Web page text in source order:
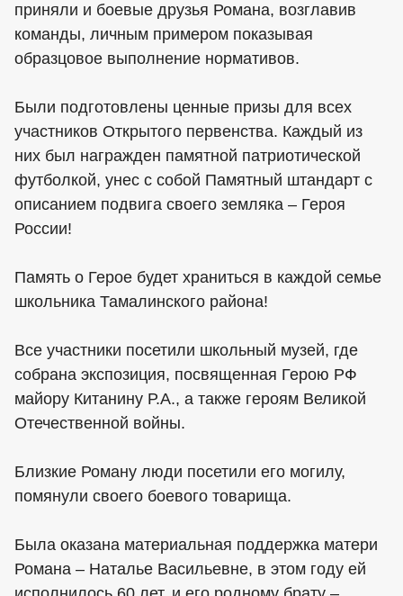
приняли и боевые друзья Романа, возглавив
команды, личным примером показывая
образцовое выполнение нормативов.
Были подготовлены ценные призы для всех
участников Открытого первенства. Каждый из
них был награжден памятной патриотической
футболкой, унес с собой Памятный штандарт с
описанием подвига своего земляка – Героя
России!
Память о Герое будет храниться в каждой семье
школьника Тамалинского района!
Все участники посетили школьный музей, где
собрана экспозиция, посвященная Герою РФ
майору Китанину Р.А., а также героям Великой
Отечественной войны.
Близкие Роману люди посетили его могилу,
помянули своего боевого товарища.
Была оказана материальная поддержка матери
Романа – Наталье Васильевне, в этом году ей